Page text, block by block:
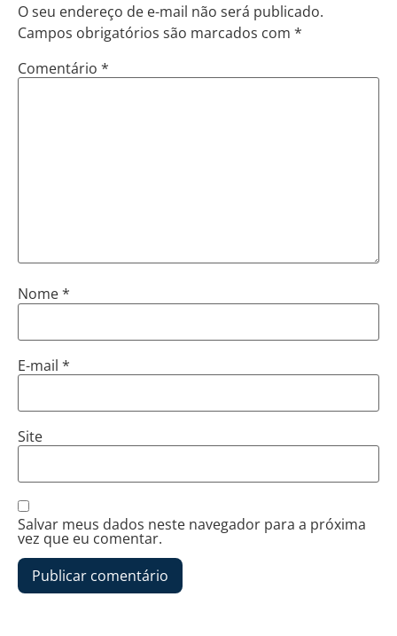
O seu endereço de e-mail não será publicado.
Campos obrigatórios são marcados com *
Comentário *
Nome*
E-mail *
Site
Salvar meus dados neste navegador para a próxima
vez que eu comentar.